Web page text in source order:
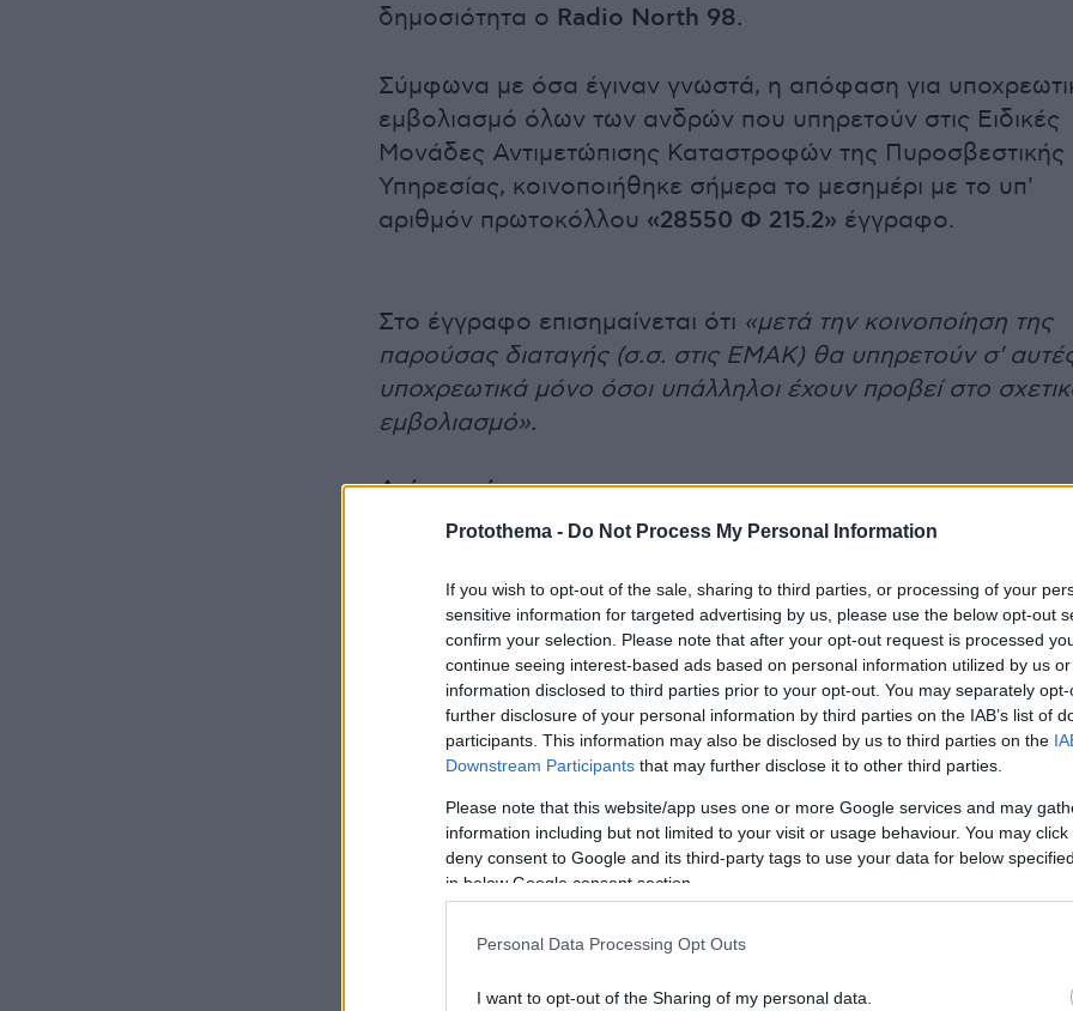
Protothema - Do Not Process My Personal Information
If you wish to opt-out of the sale, sharing to third parties, or processing of your
sensitive information for targeted advertising by us, please use the below opt-out
confirm your selection. Please note that after your opt-out request is processed
continue seeing interest-based ads based on personal information utilized by us
information disclosed to third parties prior to your opt-out. You may separately
further disclosure of your personal information by third parties on the IAB’s list of
participants. This information may also be disclosed by us to third parties on the
Downstream Participants that may further disclose it to other third parties.
Please note that this website/app uses one or more Google services and may
information including but not limited to your visit or usage behaviour. You may
deny consent to Google and its third-party tags to use your data for below
in below Google consent section.
Personal Data Processing Opt Outs
I want to opt-out of the Sharing of my personal data.
δημοσιότητα ο Radio North 98.
Σύμφωνα με όσα έγιναν γνωστά, η απόφαση για
εμβολιασμό όλων των ανδρών που υπηρετούν στις Ειδικές
Μονάδες Αντιμετώπισης Καταστροφών της Πυροσβεστικής
Υπηρεσίας, κοινοποιήθηκε σήμερα το μεσημέρι με το υπ'
αριθμόν πρωτοκόλλου «28550 Φ 215.2» έγγραφο.
Στο έγγραφο επισημαίνεται ότι «μετά την κοινοποίηση της
παρούσας διαταγής (σ.σ. στις ΕΜΑΚ) θα υπηρετούν σ'
υποχρεωτικά μόνο όσοι υπάλληλοι έχουν προβεί στο
εμβολιασμό».
Δείτε το έγγραφο